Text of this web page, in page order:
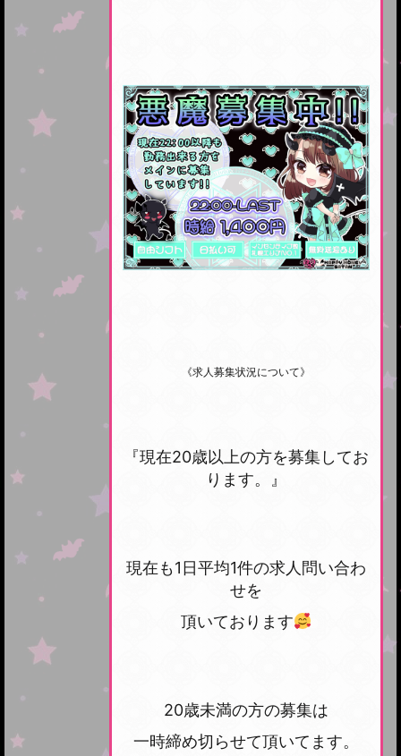
《求人募集状況について》
『現在20歳以上の方を募集してお
ります。』
現在も1日平均1件の求人問い合わ
せを
頂いております
20歳未満の方の募集は
一時締め切らせて頂いてます。